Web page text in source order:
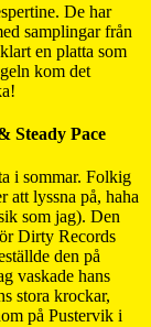
De har
samplingar från
en platta som
kom det
Steady Pace
i sommar. Folkig
att lyssna på, haha
som jag). Den
Dirty Records
den på
vaskade hans
stora krockar,
på Pustervik i